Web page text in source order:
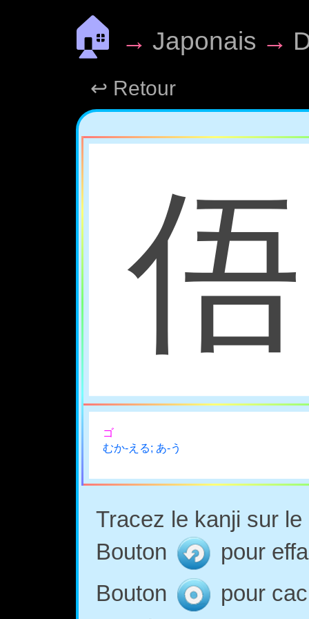
🏠 → Japonais →
↩ Retour
ゴ
むか-える; あ-う
Tracez le kanji sur
Bouton
pour
Bouton
pour